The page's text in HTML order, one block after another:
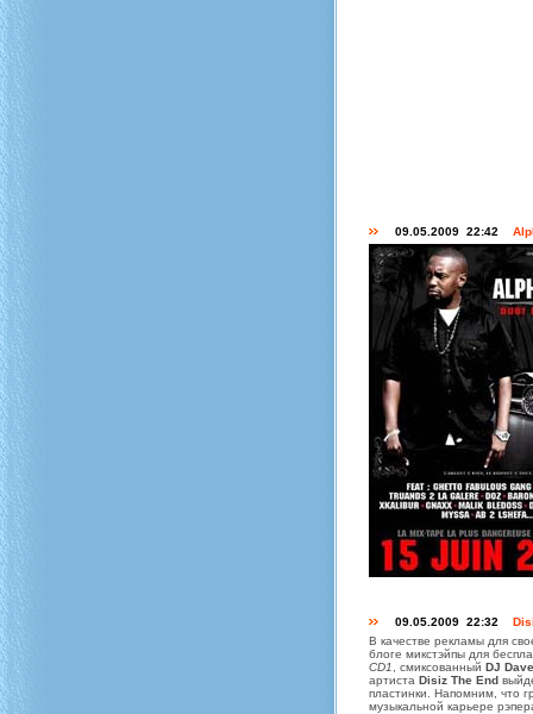
09.05.2009 22:42
09.05.2009 22:32
В качестве рекламы для
блоге микстэйпы для
CD1 , смиксованный DJ
артиста Disiz The End
пластинки. Напомним, что
музыкальной карьере